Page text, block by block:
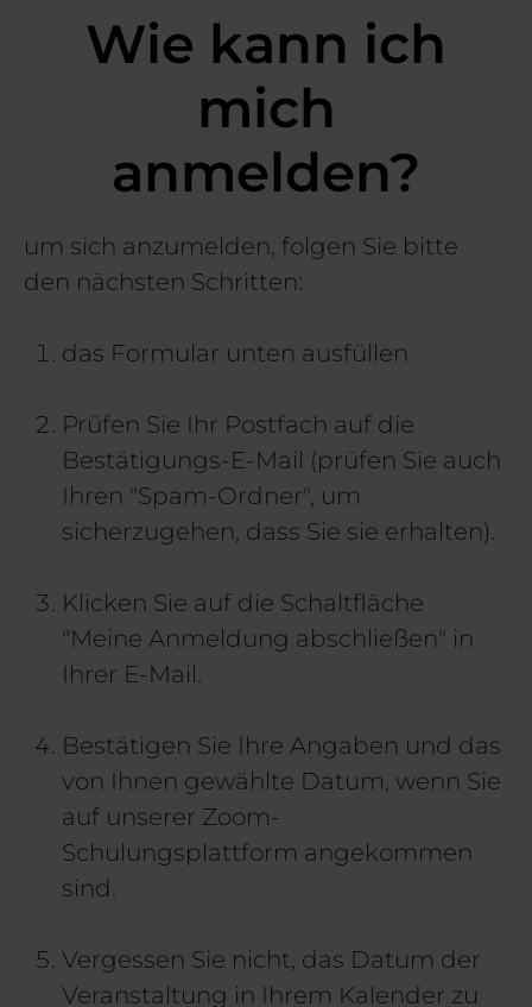
Wie kann ich
mich
anmelden?
um sich anzumelden, folgen Sie bitte
den nächsten Schritten:
das Formular unten ausfüllen
Prüfen Sie Ihr Postfach auf die
Bestätigungs-E-Mail (prüfen Sie auch
Ihren "Spam-Ordner", um
sicherzugehen, dass Sie sie erhalten).
Klicken Sie auf die Schaltfläche
"Meine Anmeldung abschließen" in
Ihrer E-Mail.
Bestätigen Sie Ihre Angaben und das
von Ihnen gewählte Datum, wenn Sie
auf unserer Zoom-
Schulungsplattform angekommen
sind.
Vergessen Sie nicht, das Datum der
Veranstaltung in Ihrem Kalender zu